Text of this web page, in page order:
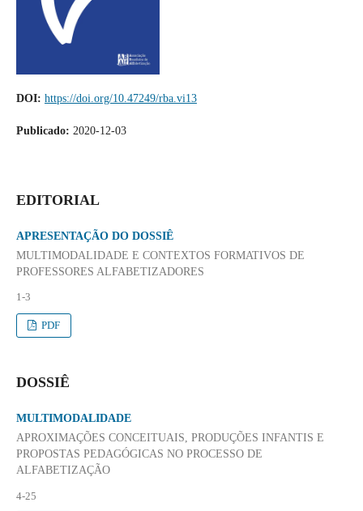
DOI: https://doi.org/10.47249/rba.vi13
Publicado: 2020-12-03
EDITORIAL
APRESENTAÇÃO DO DOSSIÊ
MULTIMODALIDADE E CONTEXTOS FORMATIVOS DE
PROFESSORES ALFABETIZADORES
1-3
PDF
DOSSIÊ
MULTIMODALIDADE
APROXIMAÇÕES CONCEITUAIS, PRODUÇÕES INFANTIS E
PROPOSTAS PEDAGÓGICAS NO PROCESSO DE
ALFABETIZAÇÃO
4-25